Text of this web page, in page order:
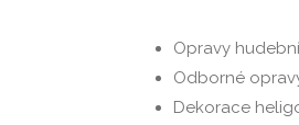
Opravy
Odborné
Dekorace